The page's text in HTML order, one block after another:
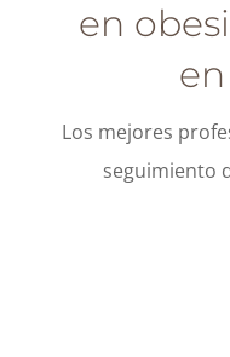
en
Los mejores
seguimiento